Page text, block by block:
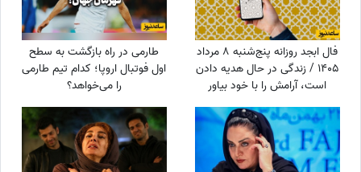
فال ابجد روزانه پنج‌شنبه 8 مرداد
1405 / زندگی در حال هدیه دادن
است، آرامش را با خود بیاور
طارمی در راه بازگشت به سطح
اول فوتبال اروپا؛ کدام تیم طارمی
را می‌خواهد؟